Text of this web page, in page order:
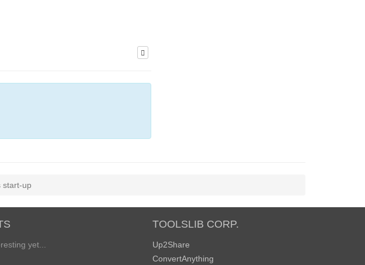
start-up
yet...
TOOLSLIB CORP.
Up2Share
ConvertAnything